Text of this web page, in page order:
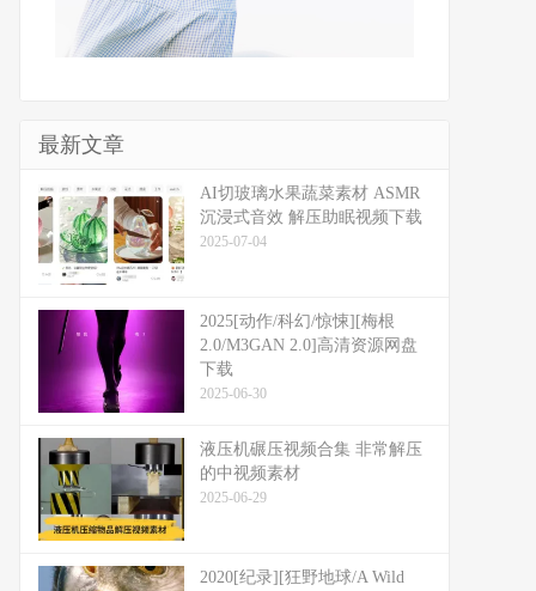
最新文章
​​AI切玻璃水果蔬菜素材 ASMR
沉浸式音效 解压助眠视频下载
2025-07-04
2025[动作/科幻/惊悚][梅根
2.0/M3GAN 2.0]高清资源网盘
下载
2025-06-30
液压机碾压视频合集 非常解压
的中视频素材
2025-06-29
2020[纪录][狂野地球/A Wild